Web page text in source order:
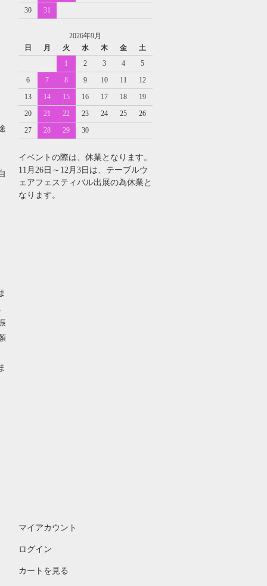
30
31
2026年9月
日
月 火 水 木 金
土
1
2 3 4
5
6
7 8 9 10 11
12
13
14 15 16 17 18
19
20
21 22 23 24 25
26
27
28 29 30
イベントの際は、休業となります。
11月26日～12月3日は、テーブルウ
ェアフェスティバル出展の為休業と
なります。
マイアカウント
ログイン
カートを見る